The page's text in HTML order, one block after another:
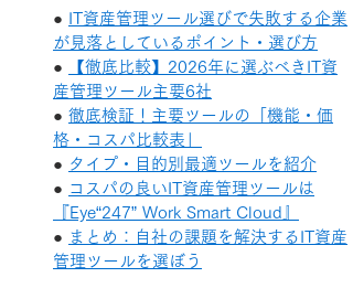
● IT資産管理ツール選びで失敗する企業
が見落としているポイント・選び方
●
【徹底比較】2026年に選ぶべきIT資
産管理ツール主要6社
● 徹底検証！主要ツールの「機能・価
格・コスパ比較表」
● タイプ・目的別最適ツールを紹介
● コスパの良いIT資産管理ツールは
『Eye“247” Work Smart Cloud』
● まとめ：自社の課題を解決するIT資産
管理ツールを選ぼう